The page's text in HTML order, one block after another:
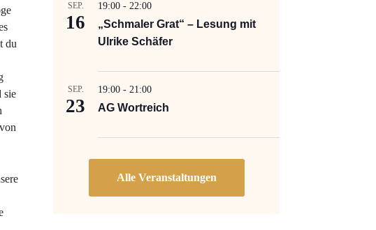
du
sie
SEP.
16
19:00 - 22:00
„Schmaler Grat“ – Lesung mit
Ulrike Schäfer
SEP.
23
19:00 - 21:00
AG Wortreich